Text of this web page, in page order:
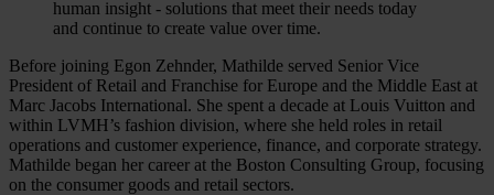
human insight - solutions that meet their needs today
and continue to create value over time.
Before joining Egon Zehnder, Mathilde served Senior Vice
President of Retail and Franchise for Europe and the Middle East at
Marc Jacobs International. She spent a decade at Louis Vuitton and
within LVMH’s fashion division, where she held roles in retail
operations and customer experience, finance, and corporate strategy.
Mathilde began her career at the Boston Consulting Group, focusing
on the consumer goods and retail sectors.